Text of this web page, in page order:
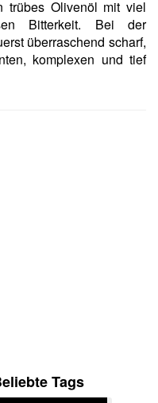
trübes Olivenöl mit viel
Bitterkeit. Bei der
überraschend scharf,
komplexen und tief
Tags